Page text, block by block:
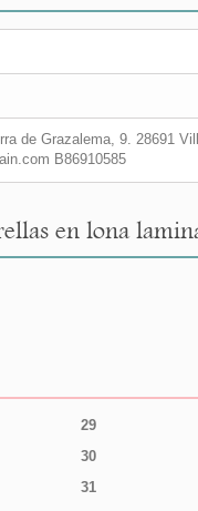
de Grazalema, 9. 28691
B86910585
en lona
29
30
31